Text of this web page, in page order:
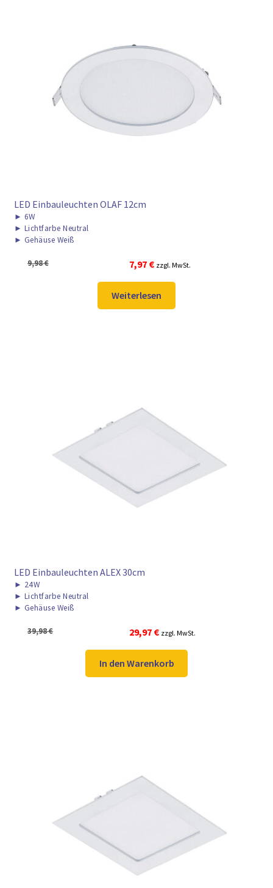
LED Einbauleuchten OLAF 12cm
► 6W
► Lichtfarbe Neutral
► Gehäuse Weiß
9,98€
Ursprünglicher
war:
9,98 €
7,97 €Aktueller
ist:
7,97 €.
zzgl. MwSt.
Weiterlesen
LED Einbauleuchten ALEX 30cm
► 24W
► Lichtfarbe Neutral
► Gehäuse Weiß
39,98€
Ursprünglicher
war:
39,98 €
29,97 €Aktueller
ist:
29,97 €.
zzgl. MwSt.
In den Warenkorb